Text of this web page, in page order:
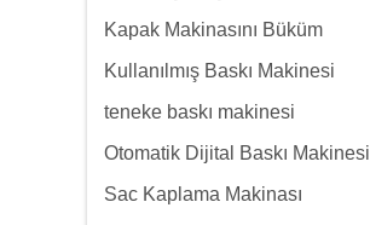
Kapak Makinasını Büküm
Kullanılmış Baskı Makinesi
teneke baskı makinesi
Otomatik Dijital Baskı Makinesi
Sac Kaplama Makinası